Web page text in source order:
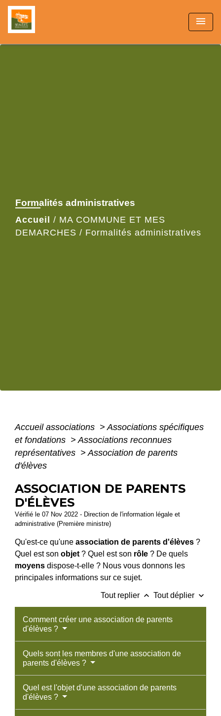
menu
Formalités administratives
Accueil / MA COMMUNE ET MES
DEMARCHES / Formalités administratives
Accueil associations > Associations spécifiques
et fondations > Associations reconnues
représentatives > Association de parents
d'élèves
ASSOCIATION DE PARENTS
D'ÉLÈVES
Vérifié le 07 Nov 2022 - Direction de l'information légale et
administrative (Première ministre)
Qu'est-ce qu'une association de parents d'élèves ?
Quel est son objet ? Quel est son rôle ? De quels
moyens dispose-t-elle ? Nous vous donnons les
principales informations sur ce sujet.
Tout replier keyboard_arrow_up Tout déplier keyboard_arrow_down
Comment créer une association de parents
d'élèves ?
Quels sont les membres d'une association de
parents d'élèves ?
Quel est l'objet d'une association de parents
d'élèves ?